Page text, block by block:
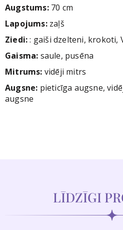
Augstums:70 cm
Lapojums:zaļš
Ziedi:: gaiši dzelteni, krokoti,
Gaisma: saule, pusēna
Mitrums: vidēji mitrs
Augsne: pieticīga augsne,
augsne
LĪDZĪGI